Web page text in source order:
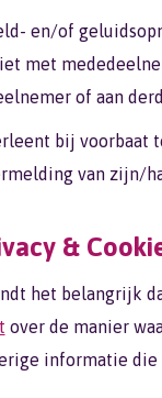
en/of
met
of aan
bij voorbaat
van zijn/
&
het belangrijk
over de manier
informatie die